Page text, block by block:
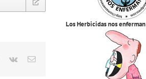
Pinterest
Vk
Correo
Los Herbicidas nos enferman